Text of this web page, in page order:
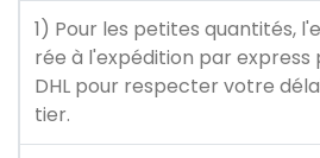
1) Pour les petites quantités,
rée à l'expédition par express
DHL pour respecter votre
tier.